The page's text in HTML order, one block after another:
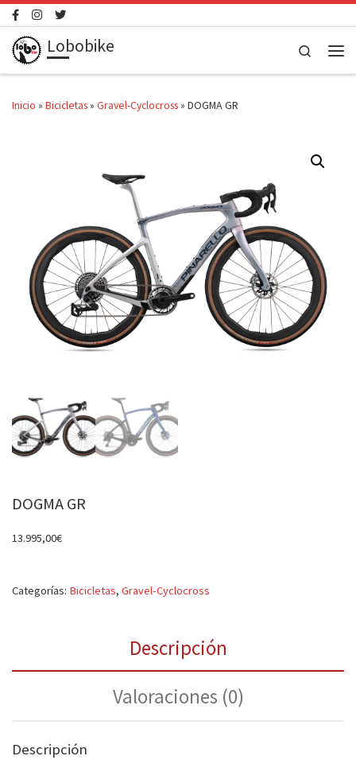
Saltar al contenido
Lobobike
Search
Inicio » Bicicletas» Gravel-Cyclocross» DOGMA GR
DOGMA GR
13.995,00€
Categorías: Bicicletas, Gravel-Cyclocross
Descripción
Valoraciones (0)
Descripción